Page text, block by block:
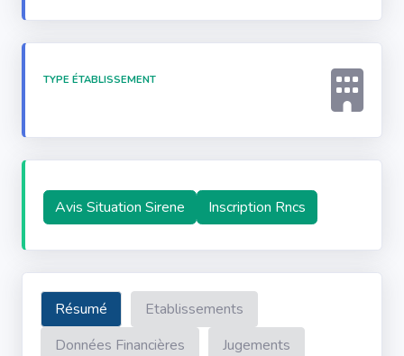
TYPE ÉTABLISSEMENT
Avis Situation Sirene Inscription Rncs
Résumé
Etablissements
Données Financières
Jugements